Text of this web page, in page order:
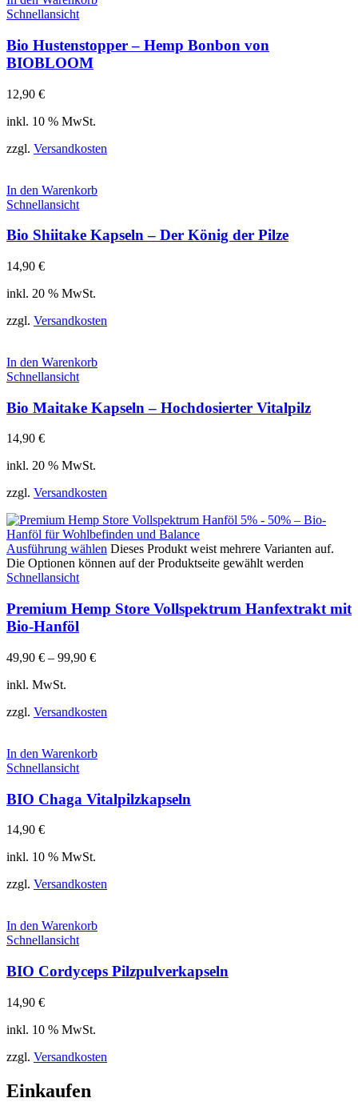
Schnellansicht
Bio Hustenstopper – Hemp Bonbon von
BIOBLOOM
12,90 €
inkl. 10 % MwSt.
zzgl. Versandkosten
In den Warenkorb
Schnellansicht
Bio Shiitake Kapseln – Der König der Pilze
14,90 €
inkl. 20 % MwSt.
zzgl. Versandkosten
In den Warenkorb
Schnellansicht
Bio Maitake Kapseln – Hochdosierter Vitalpilz
14,90 €
inkl. 20 % MwSt.
zzgl. Versandkosten
Ausführung wählen Dieses Produkt weist mehrere Varianten auf.
Die Optionen können auf der Produktseite gewählt werden
Schnellansicht
Premium Hemp Store Vollspektrum Hanfextrakt mit
Bio-Hanföl
49,90 € – 99,90 €
inkl. MwSt.
zzgl. Versandkosten
In den Warenkorb
Schnellansicht
BIO Chaga Vitalpilzkapseln
14,90 €
inkl. 10 % MwSt.
zzgl. Versandkosten
In den Warenkorb
Schnellansicht
BIO Cordyceps Pilzpulverkapseln
14,90 €
inkl. 10 % MwSt.
zzgl. Versandkosten
Einkaufen